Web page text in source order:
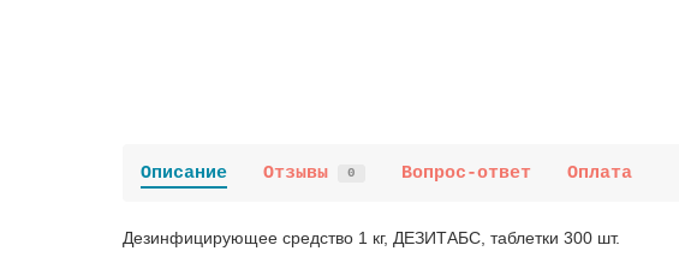
Описание Отзывы 0 Вопрос-ответ Оплата
Дезинфицирующее средство 1 кг, ДЕЗИТАБС, таблетки 300 шт.